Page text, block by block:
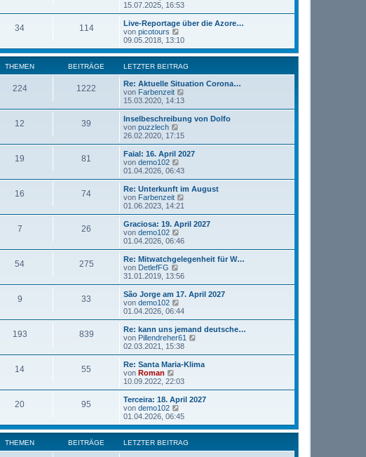
i
r
a
g
t
B
e
i
t
a
e
u
e
t
r
B
e
t
r
a
15.07.2025, 16:53
34 114
Live-Reportage über die Azore…
von picotours
e
u
e
s
t
e
r
B
t
r
a
09.05.2018, 13:10
THEMEN BEITRÄGE LETZTER BEITRAG
224 1222
Re: Aktuelle Situation Corona…
von Farbenzeit
u
e
s
r
B
r
15.03.2020, 14:13
12 39
Inselbeschreibung von Dolfo
von puzzlech
e
u
e
t
r
B
e
i
r
g
26.02.2020, 17:15
19 81
Faial: 16. April 2027
von demo102
e
u
e
s
t
B
e
i
r
g
01.04.2026, 06:43
16 74
Re: Unterkunft im August
von Farbenzeit
u
e
B
r
01.06.2023, 14:21
7 26
Graciosa: 19. April 2027
von demo102
e
u
e
t
r
B
e
r
a
g
01.04.2026, 06:46
54 275
Re: Mitwatchgelegenheit für W…
von DetlefFG
e
u
e
t
B
e
i
r
g
31.01.2019, 13:56
9 33
São Jorge am 17. April 2027
von demo102
e
u
e
s
t
B
e
i
r
g
01.04.2026, 06:44
193 839
Re: kann uns jemand deutsche…
von Pillendreher61
u
e
r
B
t
02.03.2021, 15:38
14 55
Re: Santa Maria-Klima
von Roman
e
u
e
s
t
r
B
e
10.09.2022, 22:03
20 95
Terceira: 18. April 2027
von demo102
e
u
e
s
t
01.04.2026, 06:45
THEMEN BEITRÄGE LETZTER BEITRAG